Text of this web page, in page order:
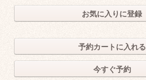
お気に入りに登録
予約カートに入れる
今すぐ予約